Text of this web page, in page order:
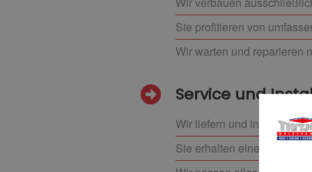
Sie profitieren von
Wir warten und reparieren
Service und
Wir liefern und installieren
Sie erhalten eine